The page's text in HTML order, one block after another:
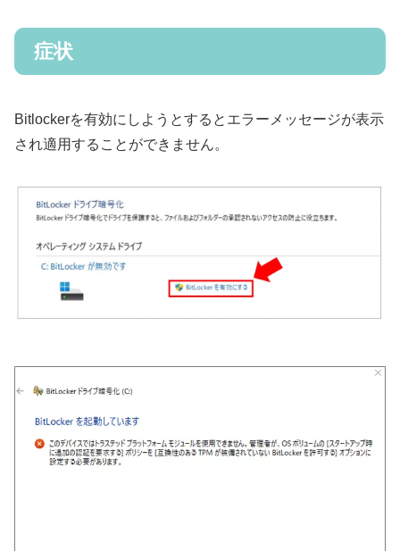
症状
Bitlockerを有効にしようとするとエラーメッセージが表示
され適用することができません。